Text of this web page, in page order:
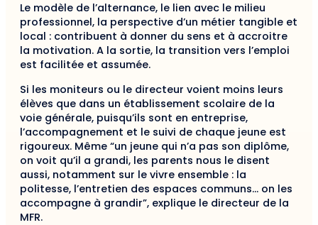
Le modèle de l’alternance, le lien avec le milieu
professionnel, la perspective d’un métier tangible et
local : contribuent à donner du sens et à accroitre
la motivation. A la sortie, la transition vers l’emploi
est facilitée et assumée.
Si les moniteurs ou le directeur voient moins leurs
élèves que dans un établissement scolaire de la
voie générale, puisqu’ils sont en entreprise,
l’accompagnement et le suivi de chaque jeune est
rigoureux. Même “un jeune qui n’a pas son diplôme,
on voit qu’il a grandi, les parents nous le disent
aussi, notamment sur le vivre ensemble : la
politesse, l’entretien des espaces communs… on les
accompagne à grandir”, explique le directeur de la
MFR.